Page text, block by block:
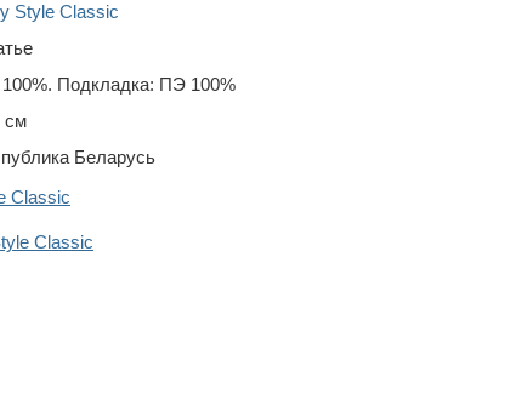
Style Classic
Подкладка: ПЭ 100%
см
Беларусь
Classic
Classic